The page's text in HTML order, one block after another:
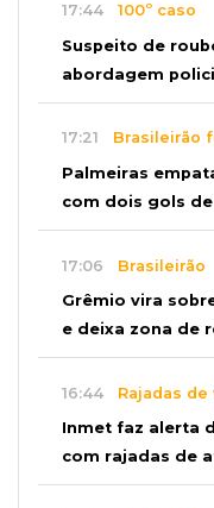
17:44 100º caso
Suspeito de
abordagem
17:21 Brasileirão
Palmeiras
com dois gols de
17:06 Brasileirão
Grêmio vira
e deixa zona de
16:44 Rajadas de
Inmet faz alerta
com rajadas de